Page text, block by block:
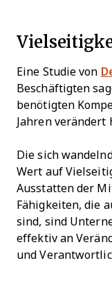
Eine Studie von
Beschäftigten
benötigten
Jahren verändert
Die sich
Wert auf
Ausstatten der
Fähigkeiten, die
sind, sind
effektiv an
und